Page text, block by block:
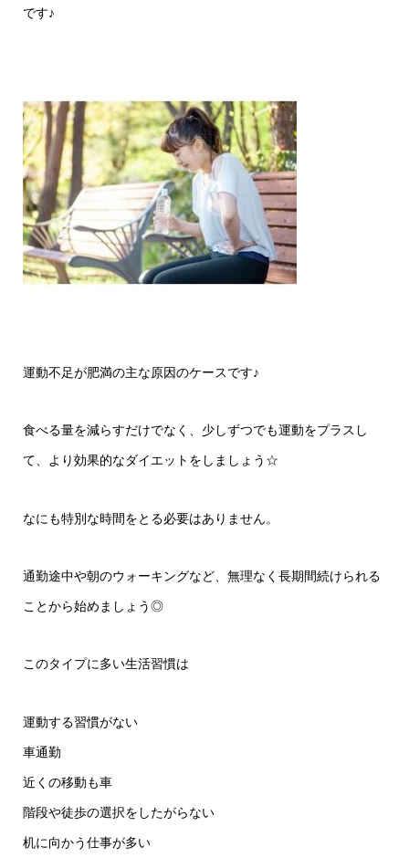
です♪
運動不足が肥満の主な原因のケースです♪
食べる量を減らすだけでなく、少しずつでも運動をプラスし
て、より効果的なダイエットをしましょう☆
なにも特別な時間をとる必要はありません。
通勤途中や朝のウォーキングなど、無理なく長期間続けられる
ことから始めましょう◎
このタイプに多い生活習慣は
運動する習慣がない
車通勤
近くの移動も車
階段や徒歩の選択をしたがらない
机に向かう仕事が多い